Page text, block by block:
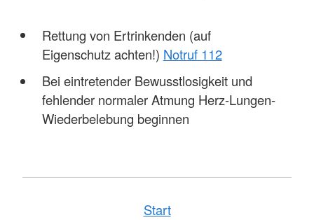
Rettung von Ertrinkenden (auf
Eigenschutz achten!) Notruf 112
Bei eintretender Bewusstlosigkeit und
fehlender normaler Atmung Herz-Lungen-
Wiederbelebung beginnen
Start